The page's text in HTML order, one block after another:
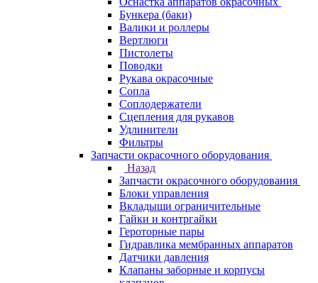
Бункера (баки)
Валики и роллеры
Вертлюги
Пистолеты
Поводки
Рукава окрасочные
Сопла
Соплодержатели
Сцепления для рукавов
Удлинители
Фильтры
Запчасти окрасочного оборудования
Назад
Запчасти окрасочного оборудования
Блоки управления
Вкладыши ограничительные
Гайки и контргайки
Героторные пары
Гидравлика мембранных аппаратов
Датчики давления
Клапаны заборные и корпусы